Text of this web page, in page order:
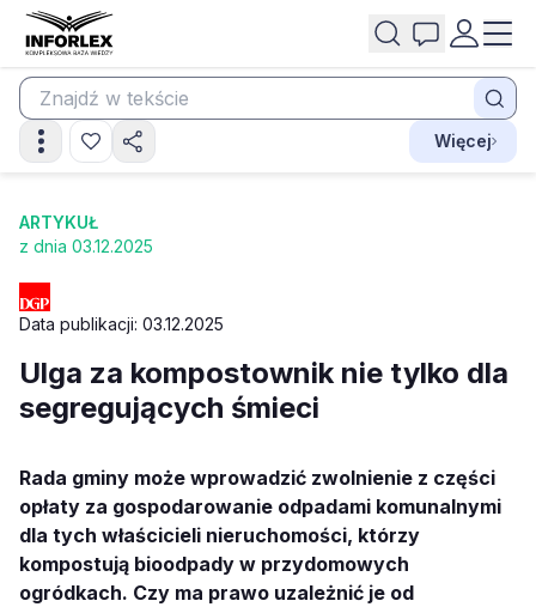
Więcej
ARTYKUŁ
z dnia 03.12.2025
Data publikacji: 03.12.2025
Ulga za kompostownik nie tylko dla
segregujących śmieci
Rada gminy może wprowadzić zwolnienie z części
opłaty za gospodarowanie odpadami komunalnymi
dla tych właścicieli nieruchomości, którzy
kompostują bioodpady w przydomowych
ogródkach. Czy ma prawo uzależnić je od